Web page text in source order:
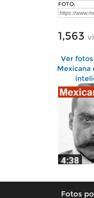
FOTO:
1,563
Ver
Mexicana
Fotos